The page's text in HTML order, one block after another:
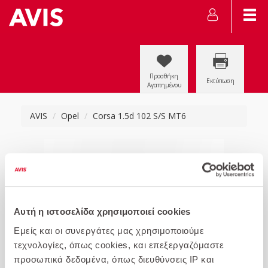
Αυτή η ιστοσελίδα χρησιμοποιεί cookies
Εμείς και οι συνεργάτες μας χρησιμοποιούμε
τεχνολογίες, όπως cookies, και επεξεργαζόμαστε
προσωπικά δεδομένα, όπως διευθύνσεις IP και
Προσθήκη
Αγαπημένου
Εκτύπωση
AVIS Opel Corsa 1.5d 102 S/S MT6